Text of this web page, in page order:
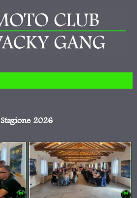
Salta al contenuto
Stagione 2026